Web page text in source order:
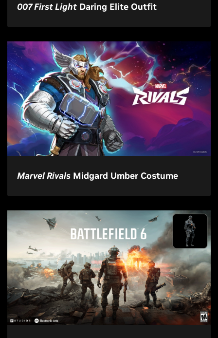
007 First Light Daring Elite Outfit
Marvel Rivals Midgard Umber Costume